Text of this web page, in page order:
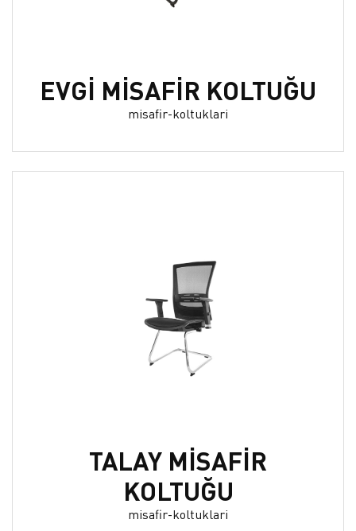
EVGİ MİSAFİR KOLTUĞU
misafir-koltuklari
TALAY MİSAFİR
KOLTUĞU
misafir-koltuklari